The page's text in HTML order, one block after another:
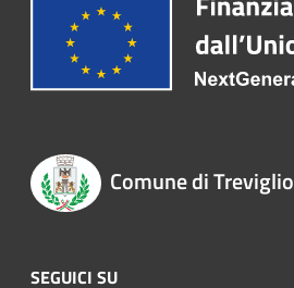
Comune di Treviglio
SEGUICI SU